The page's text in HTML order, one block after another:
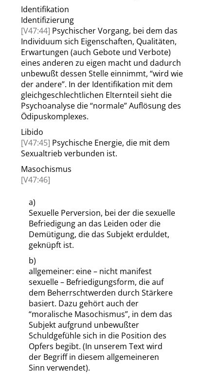
Identifikation
Identifizierung
[V47:44] Psychischer Vorgang, bei dem das
Individuum sich Eigenschaften, Qualitäten,
Erwartungen (auch Gebote und Verbote)
eines anderen zu eigen macht und dadurch
unbewußt dessen Stelle einnimmt, “wird wie
der andere”. In der Identifikation mit dem
gleichgeschlechtlichen Elternteil sieht die
Psychoanalyse die“normale”Auflösung des
Ödipuskomplexes.
Libido
[V47:45] Psychische Energie, die mit dem
Sexualtrieb verbunden ist.
Masochismus
[V47:46]
a)
Sexuelle Perversion, bei der die sexuelle
Befriedigung an das Leiden oder die
Demütigung, die das Subjekt erduldet,
geknüpft ist.
b)
allgemeiner: eine – nicht manifest
sexuelle – Befriedigungsform, die auf
dem Beherrschtwerden durch Stärkere
basiert. Dazu gehört auch der
“moralische Masochismus”, in dem das
Subjekt aufgrund unbewußter
Schuldgefühle sich in die Position des
Opfers begibt. (In unserem Text wird
der Begriff in diesem allgemeineren
Sinn verwendet).